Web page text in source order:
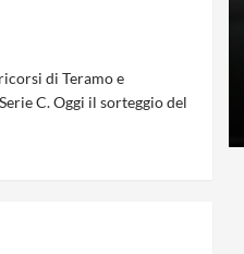
di Teramo e
C. Oggi il sorteggio del